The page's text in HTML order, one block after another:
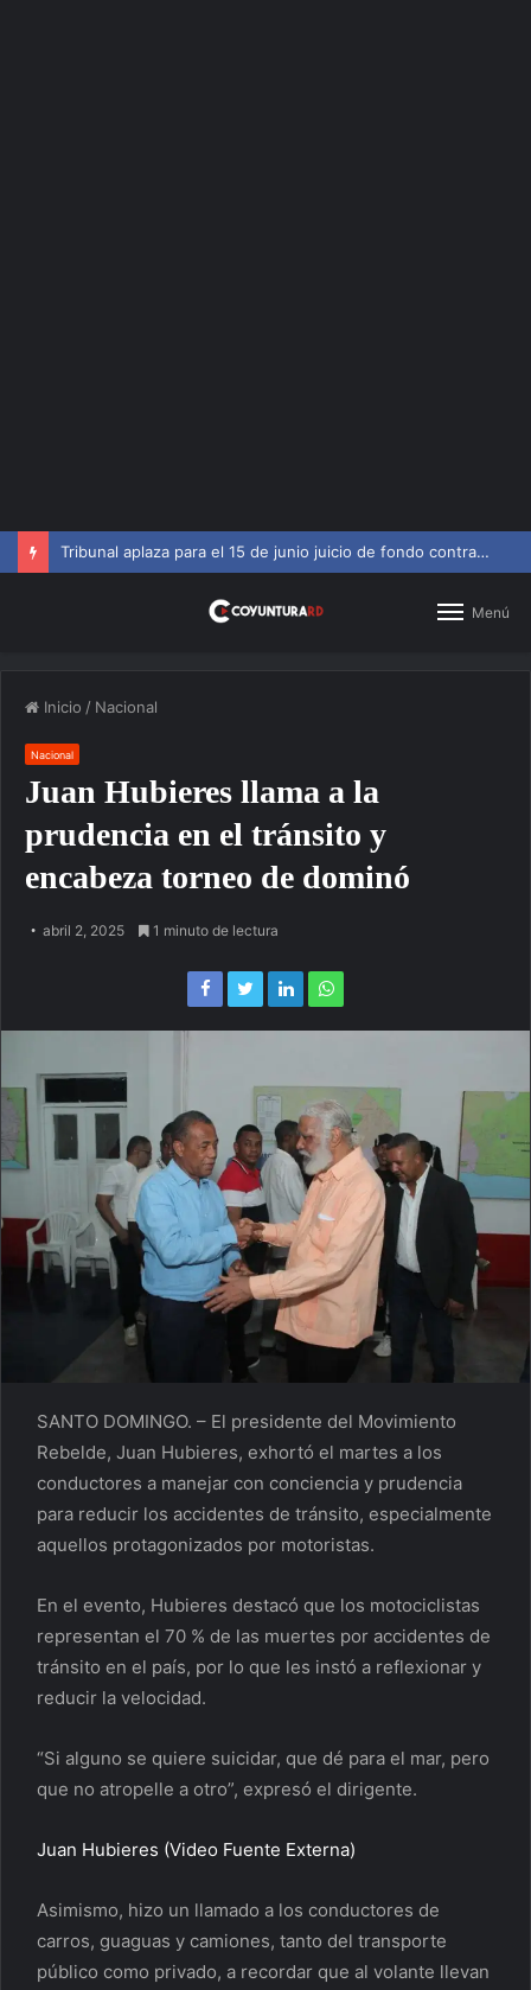
SNS amplía horarios en centros de primer nivel y diagnósticos
Menú
Inicio / Nacional
Nacional
Juan Hubieres llama a la
prudencia en el tránsito y
encabeza torneo de dominó
abril 2, 2025 1 minuto de lectura
SANTO DOMINGO. – El presidente del Movimiento
Rebelde, Juan Hubieres, exhortó el martes a los
conductores a manejar con conciencia y prudencia
para reducir los accidentes de tránsito, especialmente
aquellos protagonizados por motoristas.
En el evento, Hubieres destacó que los motociclistas
representan el 70 % de las muertes por accidentes de
tránsito en el país, por lo que les instó a reflexionar y
reducir la velocidad.
“Si alguno se quiere suicidar, que dé para el mar, pero
que no atropelle a otro”, expresó el dirigente.
Juan Hubieres (Video Fuente Externa)
Asimismo, hizo un llamado a los conductores de
carros, guaguas y camiones, tanto del transporte
público como privado, a recordar que al volante llevan